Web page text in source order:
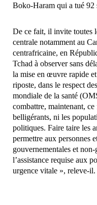
Boko-Haram qui a tué 92
De ce fait, il invite toutes
centrale notamment au
centrafricaine, en
Tchad à observer sans
la mise en œuvre rapide
riposte, dans le respect
mondiale de la santé
combattre, maintenant,
belligérants, ni les
politiques. Faire taire les
permettre aux personnes
gouvernementales et
l’assistance requise aux
urgence vitale », releve-il.